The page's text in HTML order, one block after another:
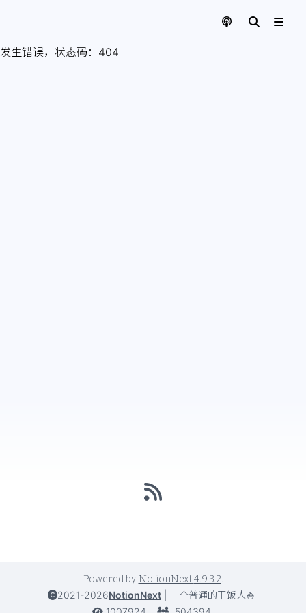
发生错误，状态码： 404
Powered by NotionNext4.9.3.2.
2021-2026NotionNext
一个普通的干饭人🍚